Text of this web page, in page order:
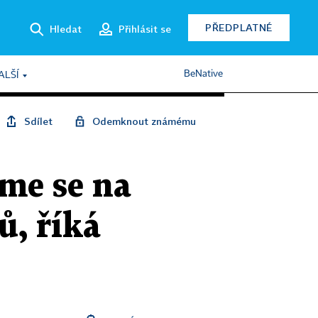
Hledat Přihlásit se PŘEDPLATNÉ
BeNative
Sdílet Odemknout známému
se na
říká